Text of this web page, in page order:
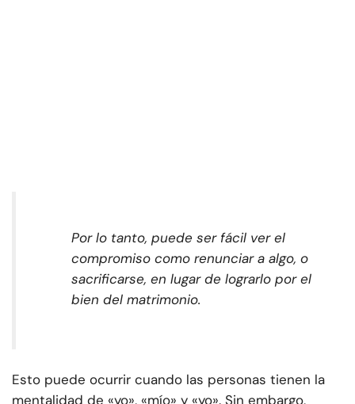
Por lo tanto, puede ser fácil ver el
compromiso como renunciar a algo, o
sacrificarse, en lugar de lograrlo por el
bien del matrimonio.
Esto puede ocurrir cuando las personas tienen la
mentalidad de «yo», «mío» y «yo». Sin embargo,